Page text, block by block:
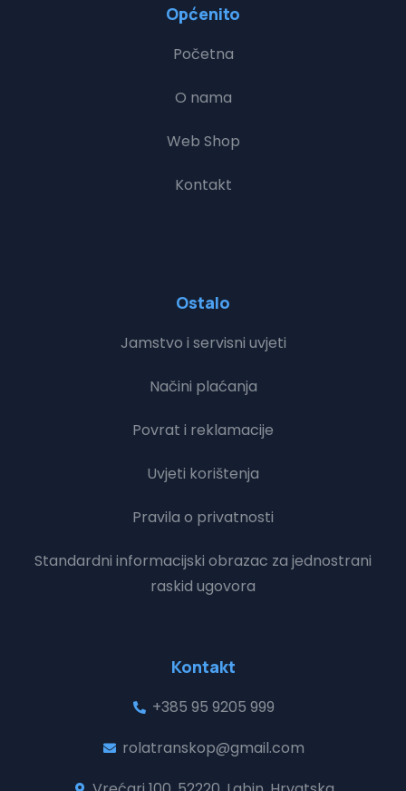
Općenito
Početna
O nama
Web Shop
Kontakt
Ostalo
Jamstvo i servisni uvjeti
Načini plaćanja
Povrat i reklamacije
Uvjeti korištenja
Pravila o privatnosti
Standardni informacijski obrazac za jednostrani
raskid ugovora
Kontakt
+385 95 9205 999
rolatranskop@gmail.com